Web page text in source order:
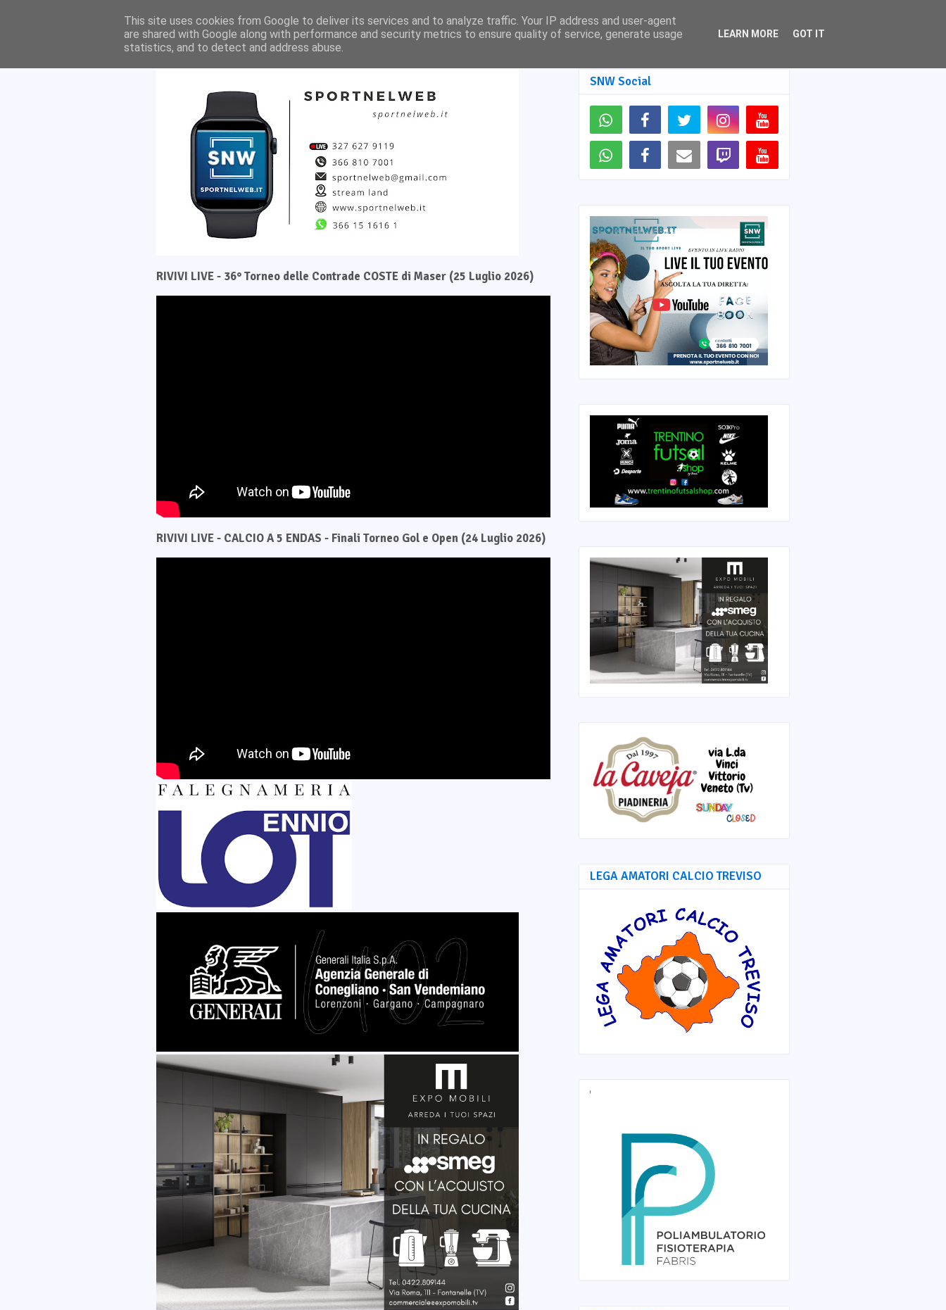
Home Il progetto Pagina Facebook SNW TV
RIVIVI LIVE - 36° Torneo delle Contrade COSTE di Maser (25 Luglio 2026)
RIVIVI LIVE - CALCIO A 5 ENDAS - Finali Torneo Gol e Open (24 Luglio 2026)
SNW Social
LEGA AMATORI CALCIO TREVISO
This site uses cookies from Google to deliver its services and to analyze traffic. Your IP address and user-agent
are shared with Google along with performance and security metrics to ensure quality of service, generate usage
statistics, and to detect and address abuse.
LEARN MORE GOT IT